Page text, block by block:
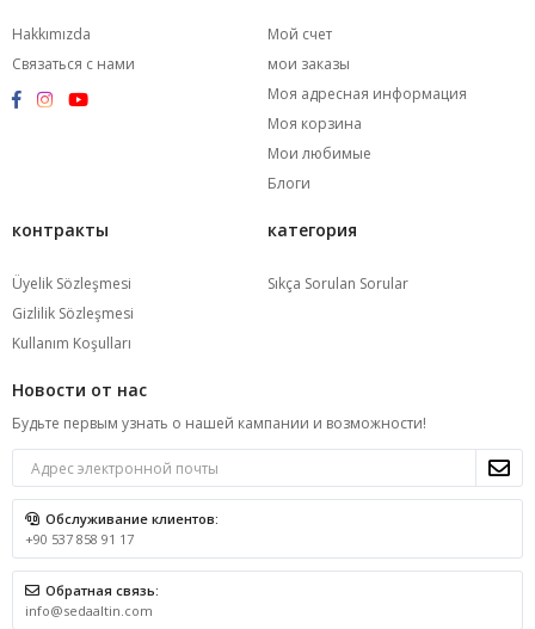
Hakkımızda
Связаться с нами
Мой счет
мои заказы
Моя адресная информация
Моя корзина
Мои любимые
Блоги
контракты
Üyelik Sözleşmesi
Gizlilik Sözleşmesi
Kullanım Koşulları
категория
Sıkça Sorulan Sorular
Новости от нас
Будьте первым узнать о нашей кампании и возможности!
Обслуживание клиентов:
+90 537 858 91 17
Обратная связь:
info@sedaaltin.com